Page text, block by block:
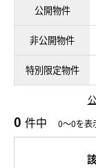
公開物件
非公開物件
特別限定物件
0 件中 0～0を表